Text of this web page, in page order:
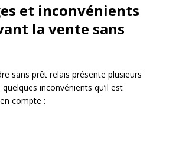
et inconvénients
la vente sans
sans prêt relais présente plusieurs
inconvénients qu’il est
compte :